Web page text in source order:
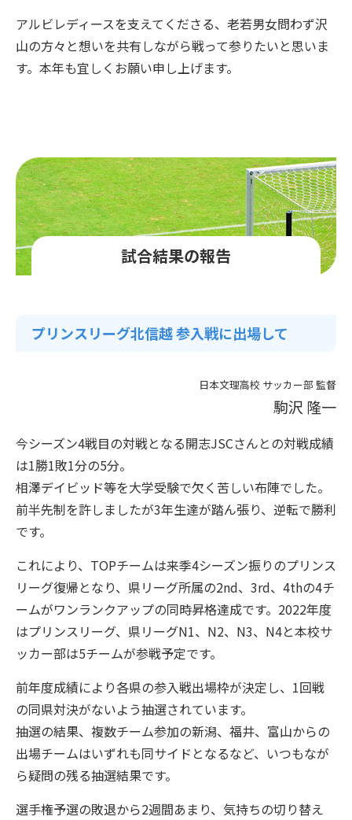
アルビレディースを支えてくださる、老若男女問わず沢
山の方々と想いを共有しながら戦って参りたいと思いま
す。本年も宜しくお願い申し上げます。
試合結果の報告
プリンスリーグ北信越 参入戦に出場して
日本文理高校 サッカー部 監督
駒沢 隆一
今シーズン4戦目の対戦となる開志JSCさんとの対戦成績
は1勝1敗1分の5分。
相澤デイビッド等を大学受験で欠く苦しい布陣でした。
前半先制を許しましたが3年生達が踏ん張り、逆転で勝利
です。
これにより、TOPチームは来季4シーズン振りのプリンス
リーグ復帰となり、県リーグ所属の2nd、3rd、4thの4チ
ームがワンランクアップの同時昇格達成です。2022年度
はプリンスリーグ、県リーグN1、N2、N3、N4と本校サ
ッカー部は5チームが参戦予定です。
前年度成績により各県の参入戦出場枠が決定し、1回戦
の同県対決がないよう抽選されています。
抽選の結果、複数チーム参加の新潟、福井、富山からの
出場チームはいずれも同サイドとなるなど、いつもなが
ら疑問の残る抽選結果です。
選手権予選の敗退から2週間あまり、気持ちの切り替え